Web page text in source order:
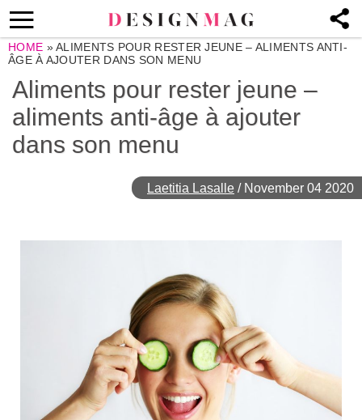
HOME »ALIMENTS POUR RESTER JEUNE – ALIMENTS ANTI-
ÂGE À AJOUTER DANS SON MENU
Aliments pour rester jeune –
aliments anti-âge à ajouter
dans son menu
Laetitia Lasalle / November 04 2020